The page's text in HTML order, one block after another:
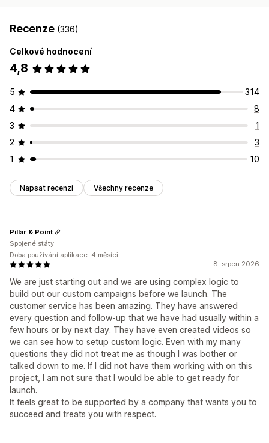
Recenze (336)
Celkové hodnocení
4,8
5
314
4
8
3
1
2
3
1
10
Napsat recenzi Všechny recenze
8. srpen 2026
We are just starting out and we are using complex logic to
build out our custom campaigns before we launch. The
customer service has been amazing. They have answered
every question and follow-up that we have had usually within a
few hours or by next day. They have even created videos so
we can see how to setup custom logic. Even with my many
questions they did not treat me as though I was bother or
talked down to me. If I did not have them working with on this
project, I am not sure that I would be able to get ready for
launch.
It feels great to be supported by a company that wants you to
succeed and treats you with respect.
Pillar & Point
Spojené státy
Doba používání aplikace: 4 měsíci